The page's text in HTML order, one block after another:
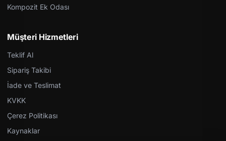
Kompozit Ek Odası
Müşteri Hizmetleri
Teklif Al
Sipariş Takibi
İade ve Teslimat
KVKK
Çerez Politikası
Kaynaklar